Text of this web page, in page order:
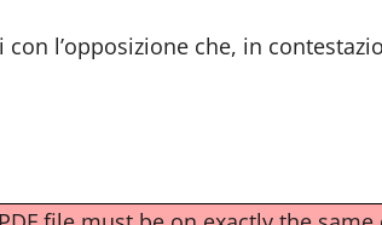
l’opposizione che, in